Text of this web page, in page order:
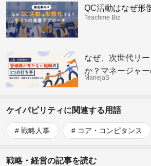
QC活動はなぜ形
Teachme Biz
なぜ、次世代リ
か？マネージャ
れからの組織の仕
ManejaS
ケイパビリティに関連する用語
戦略人事 コア・コンピタンス
戦略・経営の記事を読む